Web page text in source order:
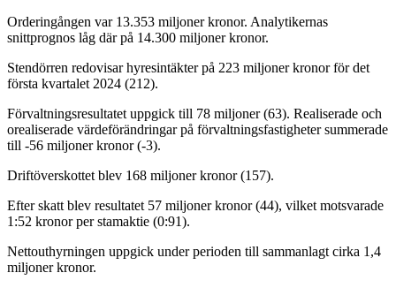
Orderingången var 13.353 miljoner kronor. Analytikernas
snittprognos låg där på 14.300 miljoner kronor.
Stendörren redovisar hyresintäkter på 223 miljoner kronor för det
första kvartalet 2024 (212).
Förvaltningsresultatet uppgick till 78 miljoner (63). Realiserade och
orealiserade värdeförändringar på förvaltningsfastigheter summerade
till -56 miljoner kronor (-3).
Driftöverskottet blev 168 miljoner kronor (157).
Efter skatt blev resultatet 57 miljoner kronor (44), vilket motsvarade
1:52 kronor per stamaktie (0:91).
Nettouthyrningen uppgick under perioden till sammanlagt cirka 1,4
miljoner kronor.